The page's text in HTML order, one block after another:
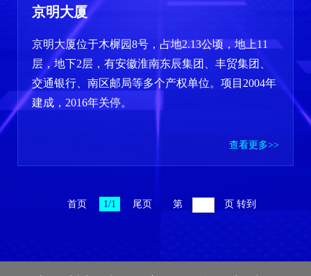
京明大厦
京明大厦位于木樨园8号，占地2.13公顷，地上11
层，地下2层，有安徽淮南东辰集团、丰贸集团、
交通银行、南区邮局等多个产权单位。项目2004年
建成，2016年关停。
查看更多>>
首页 1/1 尾页 第 页 转到